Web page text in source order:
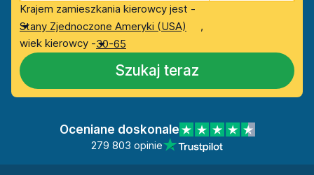
Krajem zamieszkania kierowcy jest -
Stany Zjednoczone Ameryki (USA)
,
wiek kierowcy -30-65
Szukaj teraz
Oceniane doskonale
279 803 opinie